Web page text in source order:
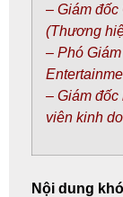
– Giám đốc
(Thương
– Phó
– Giám đốc
viên kinh
Nội dung